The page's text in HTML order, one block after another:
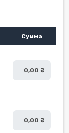
Сумма
0,00 ₴
0,00 ₴